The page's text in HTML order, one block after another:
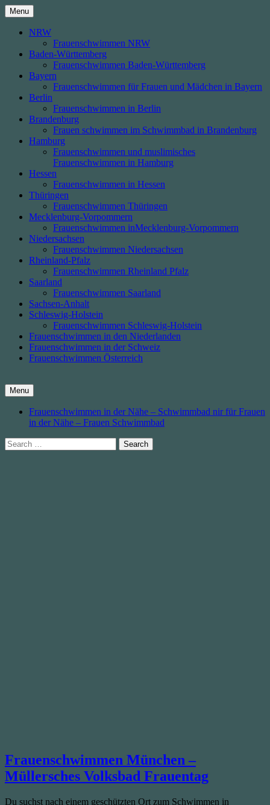
Skip
to
content
Menu
NRW
Frauenschwimmen NRW
Baden-Württemberg
Frauenschwimmen Baden-Württemberg
Bayern
Frauenschwimmen für Frauen und Mädchen in Bayern
Berlin
Frauenschwimmen in Berlin
Brandenburg
Frauen schwimmen im Schwimmbad in Brandenburg
Hamburg
Frauenschwimmen und muslimisches
Frauenschwimmen in Hamburg
Hessen
Frauenschwimmen in Hessen
Thüringen
Frauenschwimmen Thüringen
Mecklenburg-Vorpommern
Frauenschwimmen inMecklenburg-Vorpommern
Niedersachsen
Frauenschwimmen Niedersachsen
Rheinland-Pfalz
Frauenschwimmen Rheinland Pfalz
Saarland
Frauenschwimmen Saarland
Sachsen-Anhalt
Schleswig-Holstein
Frauenschwimmen Schleswig-Holstein
Frauenschwimmen in den Niederlanden
Frauenschwimmen in der Schweiz
Frauenschwimmen Österreich
Menu
Frauenschwimmen in der Nähe – Schwimmbad nir für Frauen
in der Nähe – Frauen Schwimmbad
Search
for:
Frauenschwimmen München –
Müllersches Volksbad Frauentag
Du suchst nach einem geschützten Ort zum Schwimmen in